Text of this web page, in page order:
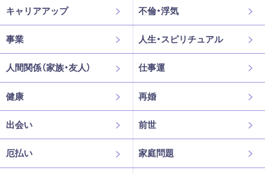
キャリアアップ 不倫・浮気
事業 人生・スピリチュアル
人間関係（家族・友人） 仕事運
健康 再婚
出会い 前世
厄払い 家庭問題